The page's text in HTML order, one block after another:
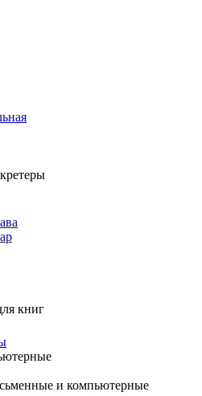
книг
и компьютерные